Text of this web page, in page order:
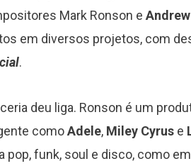
Mark Ronson e
em diversos projetos, com
.
deu liga. Ronson é um
comoAdele, Miley Cyrus e
pop, funk, soul e disco, como